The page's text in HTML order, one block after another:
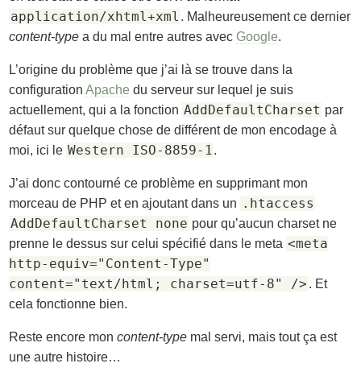
application/xhtml+xml . Malheureusement ce dernier
content-type a du mal entre autres avec Google.
L’origine du problème que j’ai là se trouve dans la
configurationApache du serveur sur lequel je suis
actuellement, qui a la fonction AddDefaultCharset par
défaut sur quelque chose de différent de mon encodage à
moi, ici le Western ISO-8859-1.
J’ai donc contourné ce problème en supprimant mon
morceau de PHP et en ajoutant dans un .htaccess
AddDefaultCharset none pour qu’aucun charset ne
prenne le dessus sur celui spécifié dans le meta <meta
http-equiv="Content-Type"
content="text/html; charset=utf-8" /> . Et
cela fonctionne bien.
Reste encore moncontent-type mal servi, mais tout ça est
une autre histoire…